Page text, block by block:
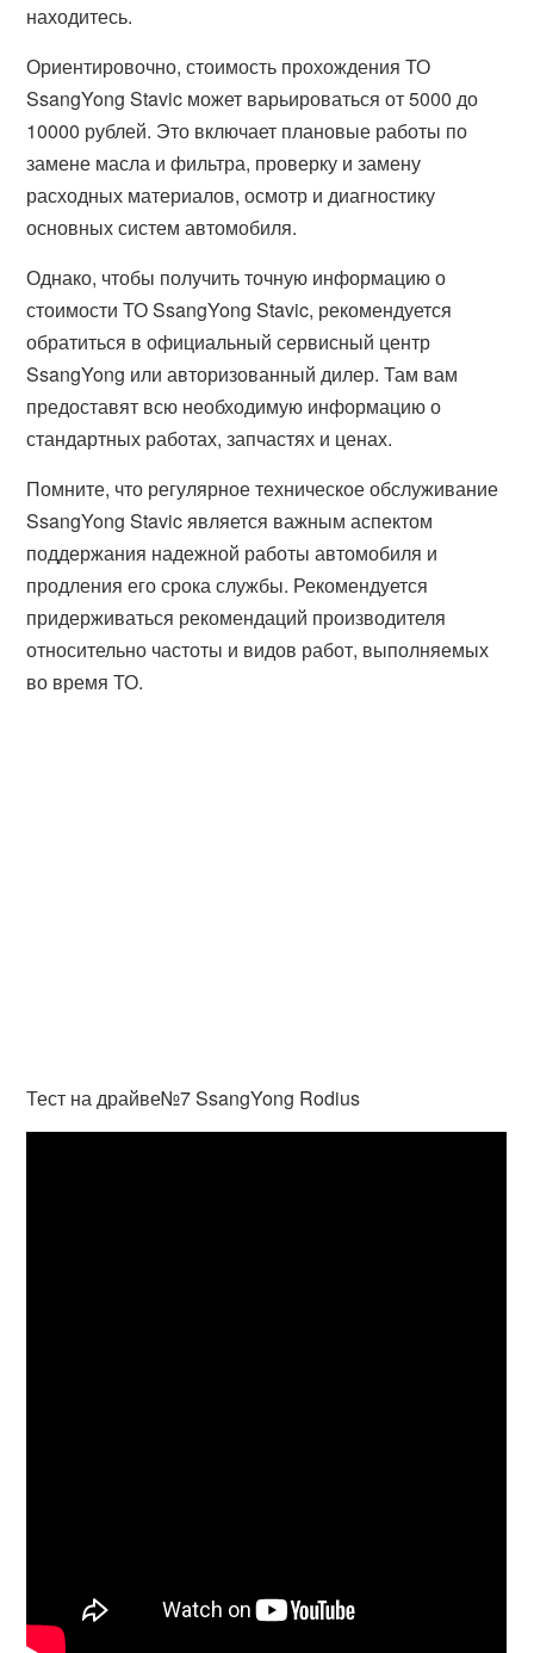
находитесь.
Ориентировочно, стоимость прохождения ТО
SsangYong Stavic может варьироваться от 5000 до
10000 рублей. Это включает плановые работы по
замене масла и фильтра, проверку и замену
расходных материалов, осмотр и диагностику
основных систем автомобиля.
Однако, чтобы получить точную информацию о
стоимости ТО SsangYong Stavic, рекомендуется
обратиться в официальный сервисный центр
SsangYong или авторизованный дилер. Там вам
предоставят всю необходимую информацию о
стандартных работах, запчастях и ценах.
Помните, что регулярное техническое обслуживание
SsangYong Stavic является важным аспектом
поддержания надежной работы автомобиля и
продления его срока службы. Рекомендуется
придерживаться рекомендаций производителя
относительно частоты и видов работ, выполняемых
во время ТО.
Тест на драйве№7 SsangYong Rodius